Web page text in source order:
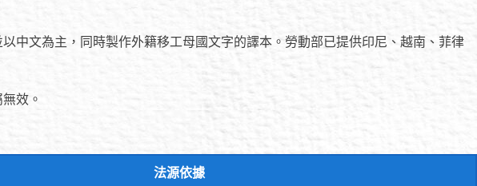
中文為主，同時製作外籍移工母國文字的譯本。勞動部已提供印尼、越南、菲律
效。
法源依據